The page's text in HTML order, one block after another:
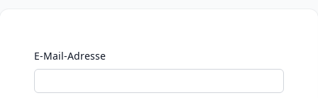
E-Mail-Adresse